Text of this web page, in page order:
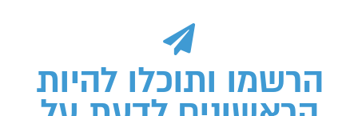
הרשמו ותוכלו להיות